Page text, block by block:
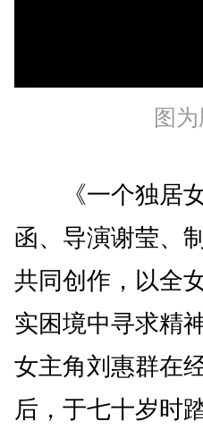
图
《一个独居女
函、导演谢莹、
共同创作，以全
实困境中寻求精
女主角刘惠群在
后，于七十岁时